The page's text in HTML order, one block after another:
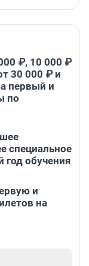
₽, 10 000 ₽
30 000 ₽ и
первый и
по
специальное
год обучения
и
на